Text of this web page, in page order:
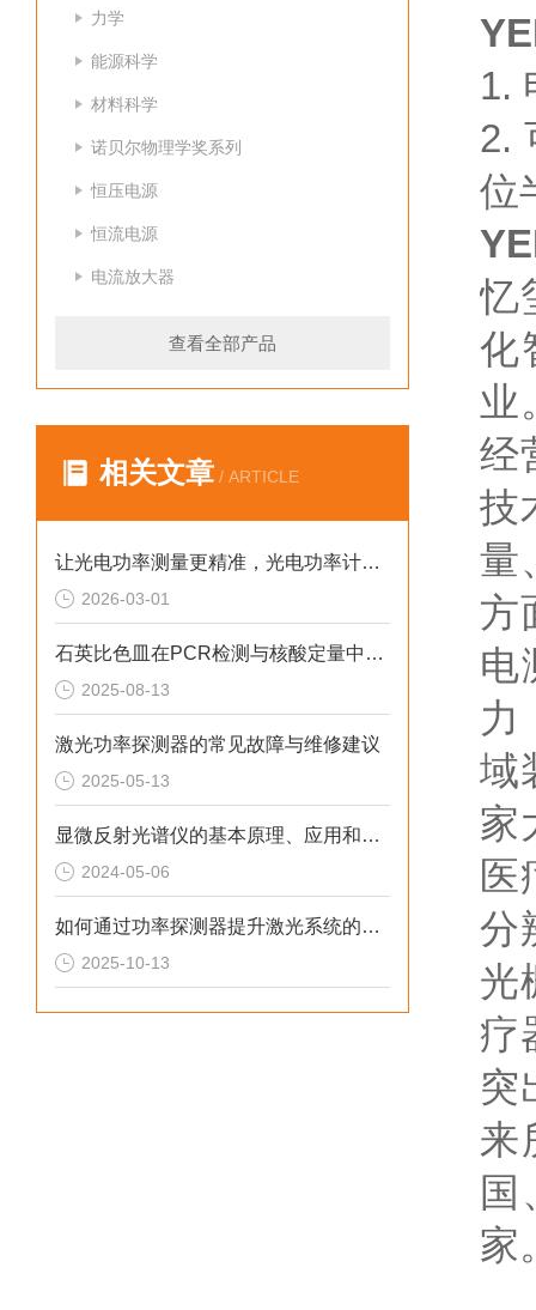
力学
能源科学
材料科学
诺贝尔物理学奖系列
恒压电源
恒流电源
电流放大器
查看全部产品
相关文章 / ARTICLE
让光电功率测量更精准，光电功率计是你的得力助手
2026-03-01
石英比色皿在PCR检测与核酸定量中的应用优化
2025-08-13
激光功率探测器的常见故障与维修建议
2025-05-13
显微反射光谱仪的基本原理、应用和选择指南的概述
2024-05-06
如何通过功率探测器提升激光系统的性能？
2025-10-13
1.
2.
位
忆
化
业
经
技
量
方
电
力
域
家
医
分
光
疗
突
来
家